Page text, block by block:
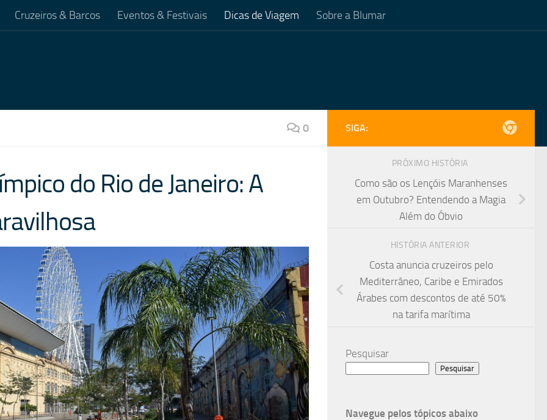
Cruzeiros & Barcos Eventos & Festivais Dicas de Viagem Sobre a Blumar
0
do Rio de Janeiro: A
SIGA:
PRÓXIMO HISTÓRIA
Como são os Lençóis Maranhenses
em Outubro? Entendendo a Magia
Além do Óbvio
HISTÓRIA ANTERIOR
Costa anuncia cruzeiros pelo
Mediterrâneo, Caribe e Emirados
Árabes com descontos de até 50%
na tarifa marítima
Pesquisar
Pesquisar
Navegue pelos tópicos abaixo